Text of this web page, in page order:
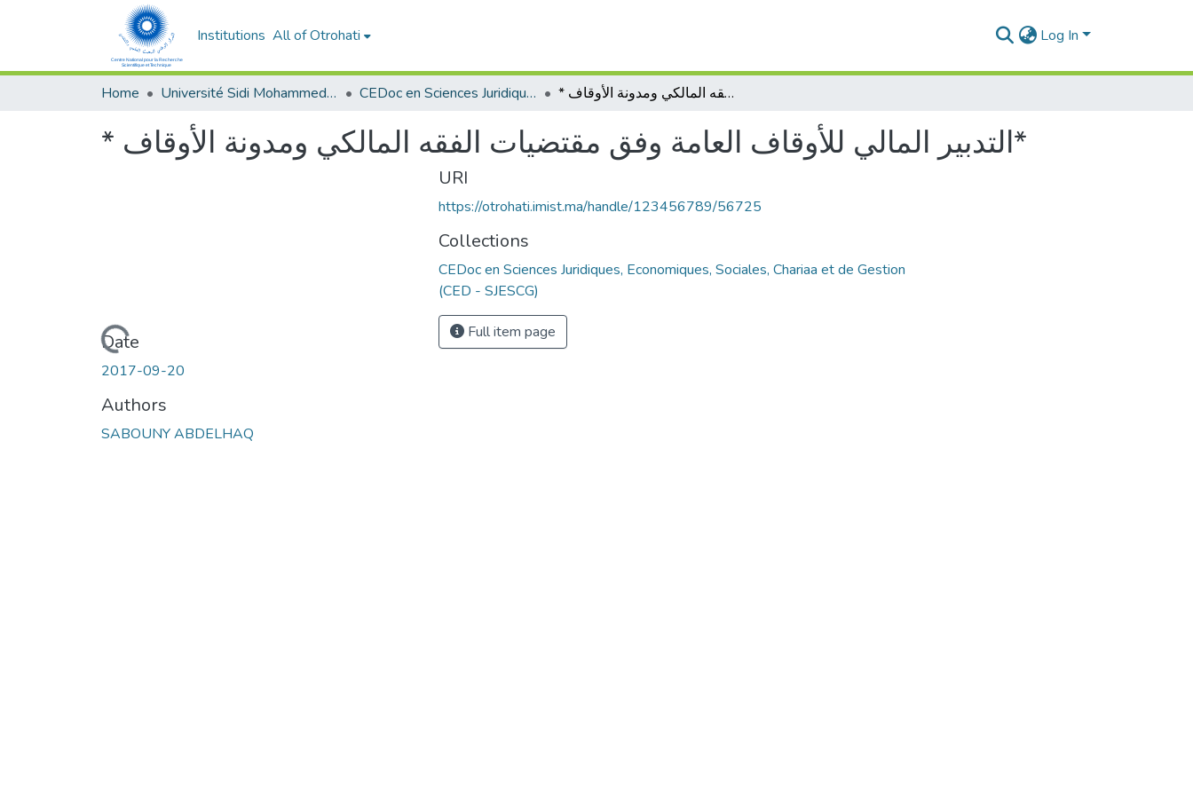
Institutions All of Otrohati Log In
Home Université Sidi Mohammed Ben Abdellah - Fès CEDoc en Sciences Juridiques, Economiques, Sociales, Chariaa et de Gestion (CED - SJESCG) * التدبير المالي للأوقاف العامة وفق مقتضيات الفقه المالكي ومدونة الأوقاف*
* التدبير المالي للأوقاف العامة وفق مقتضيات الفقه المالكي ومدونة الأوقاف*
Loading...
Date
2017-09-20
Authors
SABOUNY ABDELHAQ
URI
https://otrohati.imist.ma/handle/123456789/56725
Collections
CEDoc en Sciences Juridiques, Economiques, Sociales, Chariaa et de Gestion
(CED - SJESCG)
Full item page